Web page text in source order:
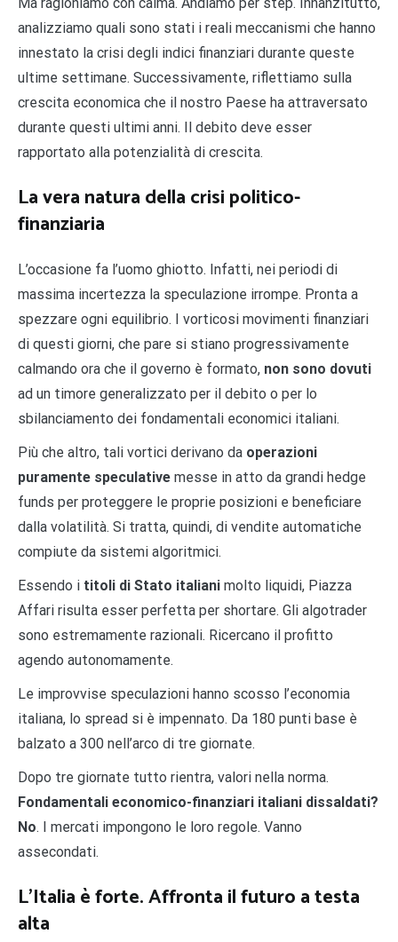
analizziamo quali sono stati i reali meccanismi che hanno
innestato la crisi degli indici finanziari durante queste
ultime settimane. Successivamente, riflettiamo sulla
crescita economica che il nostro Paese ha attraversato
durante questi ultimi anni. Il debito deve esser
rapportato alla potenzialità di crescita.
La vera natura della crisi politico-
finanziaria
L’occasione fa l’uomo ghiotto. Infatti, nei periodi di
massima incertezza la speculazione irrompe. Pronta a
spezzare ogni equilibrio. I vorticosi movimenti finanziari
di questi giorni, che pare si stiano progressivamente
calmando ora che il governo è formato, non sono dovuti
ad un timore generalizzato per il debito o per lo
sbilanciamento dei fondamentali economici italiani.
Più che altro, tali vortici derivano da operazioni
puramente speculative messe in atto da grandi hedge
funds per proteggere le proprie posizioni e beneficiare
dalla volatilità. Si tratta, quindi, di vendite automatiche
compiute da sistemi algoritmici.
Essendo i titoli di Stato italiani molto liquidi, Piazza
Affari risulta esser perfetta per shortare. Gli algotrader
sono estremamente razionali. Ricercano il profitto
agendo autonomamente.
Le improvvise speculazioni hanno scosso l’economia
italiana, lo spread si è impennato. Da 180 punti base è
balzato a 300 nell’arco di tre giornate.
Dopo tre giornate tutto rientra, valori nella norma.
Fondamentali economico-finanziari italiani dissaldati?
No. I mercati impongono le loro regole. Vanno
assecondati.
L’Italia è forte. Affronta il futuro a testa
alta